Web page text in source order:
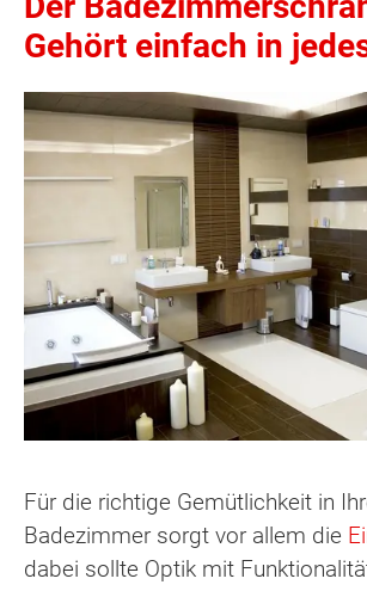
Gehört einfach in
Für die richtige Gemütlichkeit in
Badezimmer sorgt vor allem die
dabei sollte Optik mit